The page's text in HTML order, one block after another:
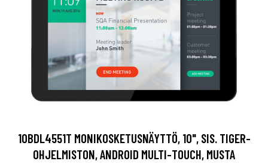
10BDL4551T MONIKOSKETUSNÄYTTÖ, 10", SIS. TIGER-
OHJELMISTON, ANDROID MULTI-TOUCH, MUSTA